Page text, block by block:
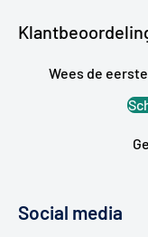
Wees de
Social media